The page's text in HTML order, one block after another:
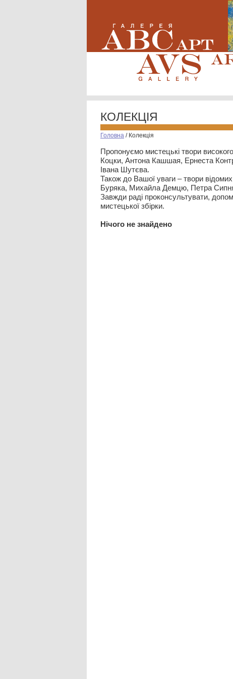
КОЛЕКЦІЯ
Головна / Колекція
Пропонуємо мистецькі твори
Коцки, Антона Кашшая, Ернеста
Івана Шутєва.
Також до Вашої уваги – твори
Буряка, Михайла Демцю, Петра
Завжди раді проконсультувати,
мистецької збірки.
Нiчого не знайдено